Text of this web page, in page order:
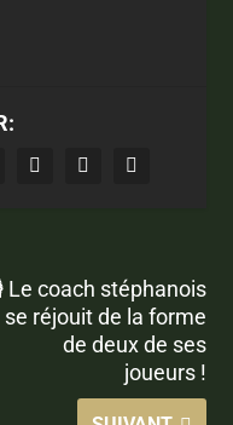
Le coach stéphanois
se réjouit de la forme
de deux de ses
joueurs !